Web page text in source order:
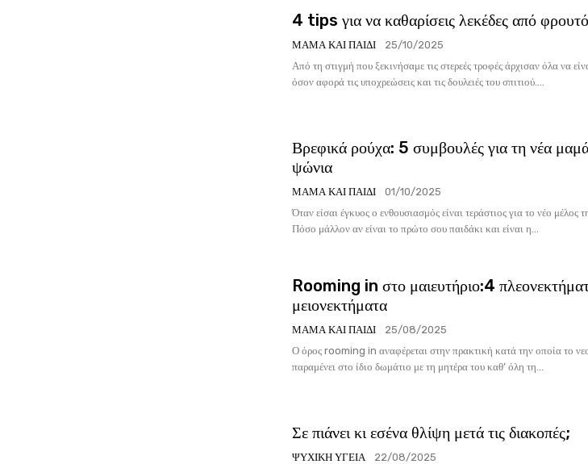
4 tips για να καθαρίσεις λεκέδες από
ΜΑΜΆ ΚΑΙ ΠΑΙΔΊ
25/10/2025
Από τη στιγμή που ξεκινήσαμε τις στερεές τροφές άρχισαν όλα να
όσον αφορά τις υποχρεώσεις και τις δουλειές του σπιτιού....
Βρεφικά ρούχα: 5 συμβουλές για τη νέα
ψώνια
ΜΑΜΆ ΚΑΙ ΠΑΙΔΊ
01/10/2025
Όταν είσαι έγκυος ο ενθουσιασμός είναι τεράστιος για το νέο μέλος
Πόσο μάλλον αν είναι το πρώτο σου παιδάκι και είναι η...
Rooming in στο μαιευτήριο:4
μειονεκτήματα
ΜΑΜΆ ΚΑΙ ΠΑΙΔΊ
25/08/2025
Ο όρος rooming in αναφέρεται στην πρακτική κατά την οποία το
παραμένει στο ίδιο δωμάτιο με τη μητέρα του καθ’ όλη τη...
Σε πιάνει κι εσένα θλίψη μετά τις διακοπές;
ΨΥΧΙΚΉ ΥΓΕΊΑ
22/08/2025